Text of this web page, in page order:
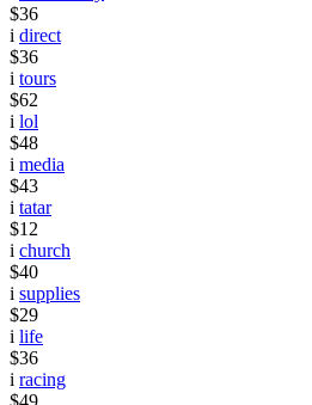
$36
i direct
$36
i tours
$62
i lol
$48
i media
$43
i tatar
$12
i church
$40
i supplies
$29
i life
$36
i racing